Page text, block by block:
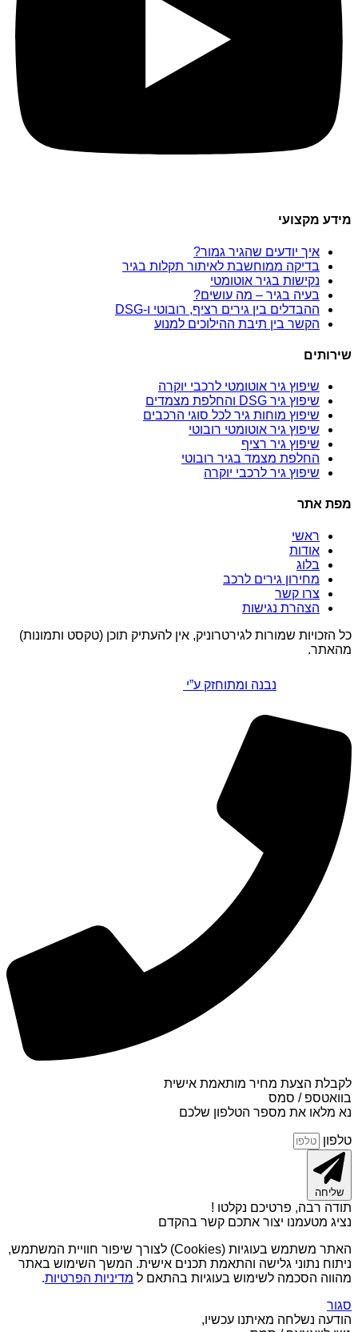
מידע מקצועי
איך יודעים שהגיר גמור?
בדיקה ממוחשבת לאיתור תקלות בגיר
נקישות בגיר אוטומטי
בעיה בגיר – מה עושים?
ההבדלים בין גירים רציף, רובוטי ו-DSG
הקשר בין תיבת ההילוכים למנוע
שירותים
שיפוץ גיר אוטומטי לרכבי יוקרה
שיפוץ גיר DSG והחלפת מצמדים
שיפוץ מוחות גיר לכל סוגי הרכבים
שיפוץ גיר אוטומטי רובוטי
שיפוץ גיר רציף
החלפת מצמד בגיר רובוטי
שיפוץ גיר לרכבי יוקרה
מפת אתר
ראשי
אודות
בלוג
מחירון גירים לרכב
צרו קשר
הצהרת נגישות
כל הזכויות שמורות לגירטרוניק, אין להעתיק תוכן (טקסט ותמונות)
מהאתר.
נבנה ומתוחזק ע”י
לקבלת הצעת מחיר מותאמת אישית
בוואטספ / סמס
נא מלאו את מספר הטלפון שלכם
טלפון
שליחה
תודה רבה, פרטיכם נקלטו !
נציג מטעמנו יצור אתכם קשר בהקדם
האתר משתמש בעוגיות (Cookies) לצורך שיפור חוויית המשתמש,
ניתוח נתוני גלישה והתאמת תכנים אישית. המשך השימוש באתר
מהווה הסכמה לשימוש בעוגיות בהתאם ל מדיניות הפרטיות.
סגור
הודעה נשלחה מאיתנו עכשיו,